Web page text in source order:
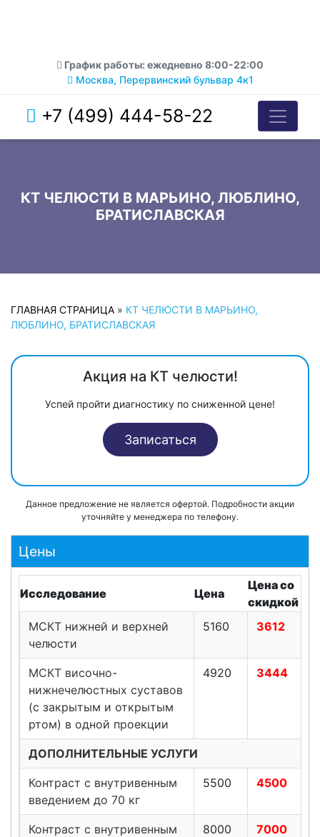
График работы: ежедневно 8:00-22:00
Москва, Перервинский бульвар 4к1
+7 (499) 444-58-22
КТ ЧЕЛЮСТИ В МАРЬИНО, ЛЮБЛИНО,
БРАТИСЛАВСКАЯ
ГЛАВНАЯ СТРАНИЦА » КТ ЧЕЛЮСТИ В МАРЬИНО,
ЛЮБЛИНО, БРАТИСЛАВСКАЯ
Акция на КТ челюсти!
Успей пройти диагностику по сниженной цене!
Записаться
Данное предложение не является офертой. Подробности акции
уточняйте у менеджера по телефону.
Цены
Исследование Цена
Цена со
скидкой
МСКТ нижней и верхней
челюсти
5160 3612
МСКТ височно-
нижнечелюстных суставов
(с закрытым и открытым
ртом) в одной проекции
4920 3444
ДОПОЛНИТЕЛЬНЫЕ УСЛУГИ
Контраст с внутривенным
введением до 70 кг
5500 4500
Контраст с внутривенным
8000 7000